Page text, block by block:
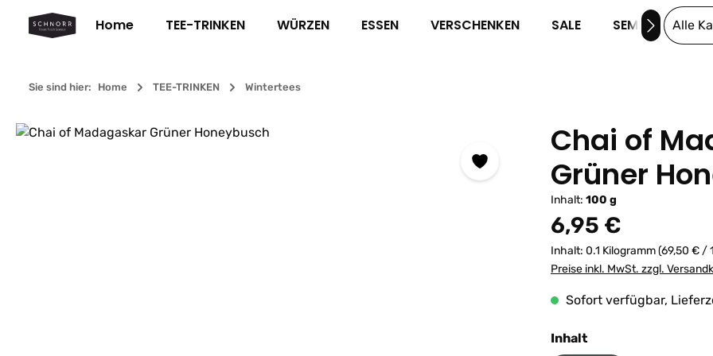
Hauptinhalt springen
Zur Suche springen
Zur Hauptnavigation springen
Home TEE-TRINKEN WÜRZEN ESSEN VERSCHENKEN SALE SEMINAREAlle
Sie sind hier: Home TEE-TRINKEN Wintertees
Bildergalerie überspringen
Chai of
Grüner
Inhalt: 100 g
Regulärer Preis:
6,95 €
Inhalt: 0.1 Kilogramm(69,50 € /
Preise inkl. MwSt. zzgl.
Sofort verfügbar,
Inhaltauswählen